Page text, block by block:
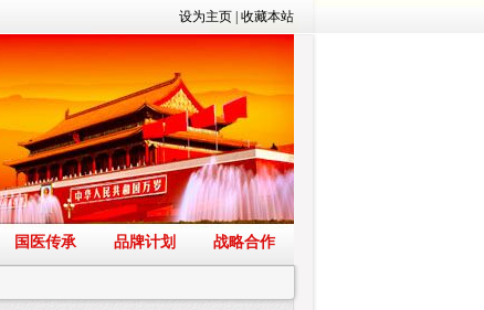
设为主页 收藏本站
国医传承 品牌计划 战略合作